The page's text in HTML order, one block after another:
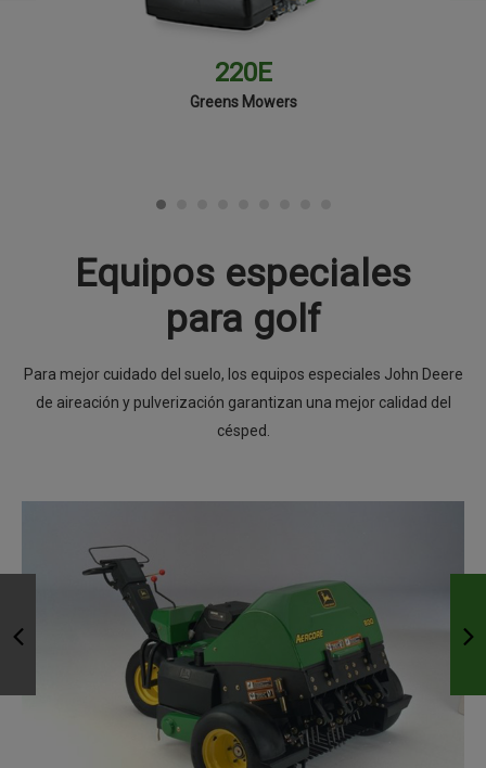
220E
Greens Mowers
Equipos especiales
para golf
Para mejor cuidado del suelo, los equipos especiales John Deere
de aireación y pulverización garantizan una mejor calidad del
césped.